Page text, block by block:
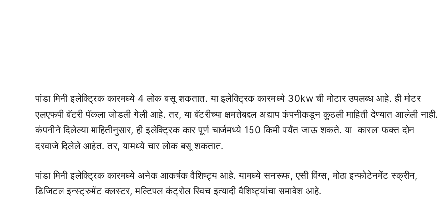
पांडा मिनी इलेक्ट्रिक कारमध्ये 4 लोक बसू शकतात. या इलेक्ट्रिक कारमध्ये 30kw ची मोटार उपलब्ध आहे. ही मोटर
एलएफपी बॅटरी पॅकला जोडली गेली आहे. तर, या बॅटरीच्या क्षमतेबद्दल अद्याप कंपनीकडून कुठली माहिती देण्यात आलेली नाही.
कंपनीने दिलेल्या माहितीनुसार, ही इलेक्ट्रिक कार पूर्ण चार्जमध्ये 150 किमी पर्यंत जाऊ शकते. या कारला फक्त दोन
दरवाजे दिलेले आहेत. तर, यामध्ये चार लोक बसू शकतात.
पांडा मिनी इलेक्ट्रिक कारमध्ये अनेक आकर्षक वैशिष्ट्य आहे. यामध्ये सनरूफ, एसी विंग्स, मोठा इन्फोटेनमेंट स्क्रीन,
डिजिटल इन्स्ट्रुमेंट क्लस्टर, मल्टिपल कंट्रोल स्विच इत्यादी वैशिष्ट्यांचा समावेश आहे.